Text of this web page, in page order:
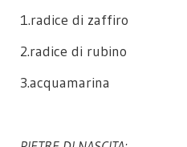
1.radice di zaffiro
2.radice di rubino
3.acquamarina